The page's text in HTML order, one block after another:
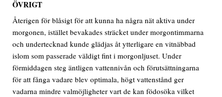
ÖVRIGT
Återigen för blåsigt för att kunna ha några nät aktiva under
morgonen, istället bevakades sträcket under morgontimmarna
och undertecknad kunde glädjas åt ytterligare en vitnäbbad
islom som passerade väldigt fint i morgonljuset. Under
förmiddagen steg äntligen vattennivån och förutsättningarna
för att fånga vadare blev optimala, högt vattenstånd ger
vadarna mindre valmöjligheter vart de kan födosöka vilket